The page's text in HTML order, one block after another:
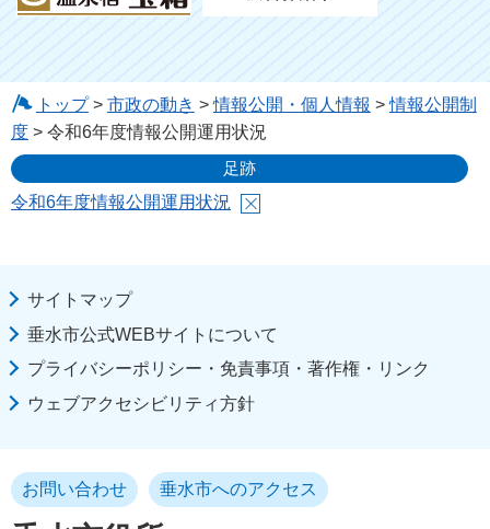
トップ> 市政の動き >情報公開・個人情報 >情報公開制
度 > 令和6年度情報公開運用状況
足跡
令和6年度情報公開運用状況
サイトマップ
垂水市公式WEBサイトについて
プライバシーポリシー・免責事項・著作権・リンク
ウェブアクセシビリティ方針
お問い合わせ 垂水市へのアクセス